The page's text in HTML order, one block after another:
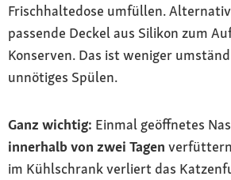
Frischhaltedose umfüllen.
passende Deckel aus Silikon zum
Konserven. Das ist weniger
unnötiges Spülen.
Ganz wichtig: Einmal geöffnetes
innerhalb von zwei Tagen
im Kühlschrank verliert das